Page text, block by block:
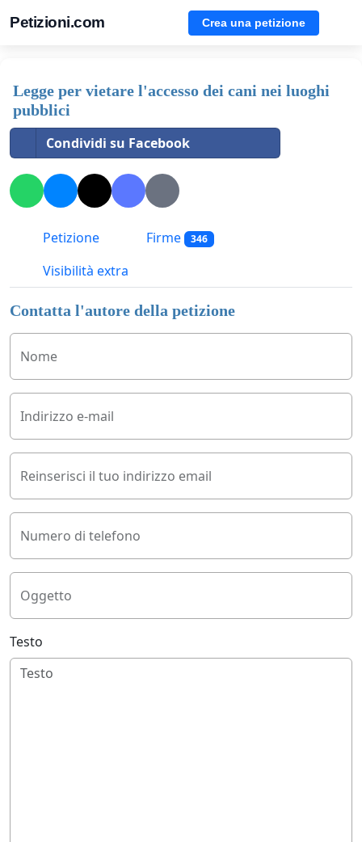
Petizioni.com Crea una petizione
Legge per vietare l'accesso dei cani nei luoghi
pubblici
Condividi su Facebook
Petizione Firme 346
Visibilità extra
Contatta l'autore della petizione
Nome
Indirizzo e-mail
Reinserisci il tuo indirizzo email
Numero di telefono
Oggetto
Testo